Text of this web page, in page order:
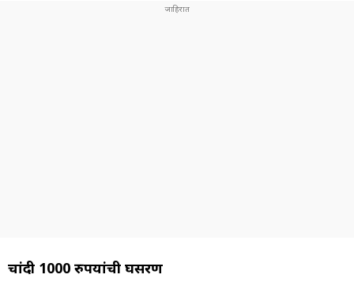
चांदी 1000 रुपयांची घसरण